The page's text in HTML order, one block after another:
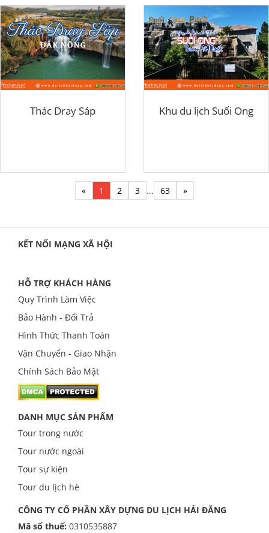
Thác Dray Sáp Khu du lịch Suối Ong
« 1 2 3 ... 63 »
KẾT NỐI MẠNG XÃ HỘI
HỖ TRỢ KHÁCH HÀNG
Quy Trình Làm Việc
Bảo Hành - Đổi Trả
Hình Thức Thanh Toán
Vận Chuyển - Giao Nhận
Chính Sách Bảo Mật
DANH MỤC SẢN PHẨM
Tour trong nước
Tour nước ngoài
Tour sự kiện
Tour du lịch hè
CÔNG TY CỔ PHẦN XÂY DỰNG DU LỊCH HẢI ĐĂNG
Mã số thuế: 0310535887